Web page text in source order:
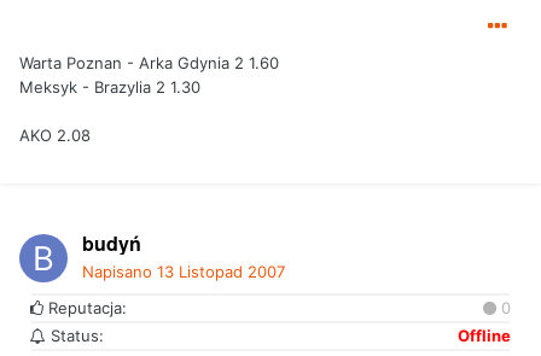
Warta Poznan - Arka Gdynia 2 1.60
Meksyk - Brazylia 2 1.30
AKO 2.08
budyń
Napisano 13 Listopad 2007
Reputacja:
0
Status:
Offline